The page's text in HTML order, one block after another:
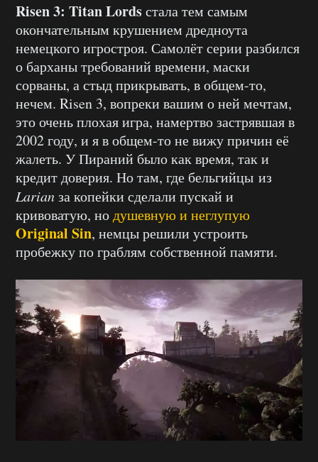
Risen 3: Titan Lordsстала тем самым
окончательным крушением дредноута
немецкого игростроя. Самолёт серии разбился
о барханы требований времени, маски
сорваны, а стыд прикрывать, в общем-то,
нечем. Risen 3, вопреки вашим о ней мечтам,
это очень плохая игра, намертво застрявшая в
2002 году, и я в общем-то не вижу причин её
жалеть. У Пираний было как время, так и
кредит доверия. Но там, где бельгийцы из
Larianза копейки сделали пускай и
кривоватую, нодушевную и неглупую
Original Sin, немцы решили устроить
пробежку по граблям собственной памяти.